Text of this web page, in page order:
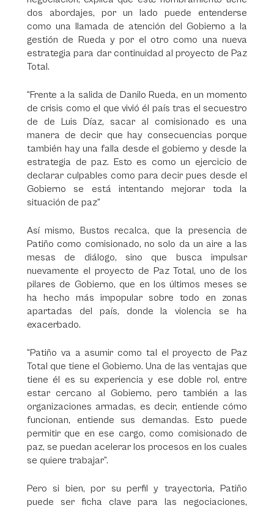
dos abordajes, por un lado puede entenderse
como una llamada de atención del Gobierno a la
gestión de Rueda y por el otro como una nueva
estrategia para dar continuidad al proyecto de Paz
Total.
“Frente a la salida de Danilo Rueda, en un momento
de crisis como el que vivió él país tras el secuestro
de de Luis Díaz, sacar al comisionado es una
manera de decir que hay consecuencias porque
también hay una falla desde el gobierno y desde la
estrategia de paz. Esto es como un ejercicio de
declarar culpables como para decir pues desde el
Gobierno se está intentando mejorar toda la
situación de paz”
Así mismo, Bustos recalca, que la presencia de
Patiño como comisionado, no solo da un aire a las
mesas de diálogo, sino que busca impulsar
nuevamente el proyecto de Paz Total, uno de los
pilares de Gobierno, que en los últimos meses se
ha hecho más impopular sobre todo en zonas
apartadas del país, donde la violencia se ha
exacerbado.
“Patiño va a asumir como tal el proyecto de Paz
Total que tiene el Gobierno. Una de las ventajas que
tiene él es su experiencia y ese doble rol, entre
estar cercano al Gobierno, pero también a las
organizaciones armadas, es decir, entiende cómo
funcionan, entiende sus demandas. Esto puede
permitir que en ese cargo, como comisionado de
paz, se puedan acelerar los procesos en los cuales
se quiere trabajar”.
Pero si bien, por su perfil y trayectoria, Patiño
puede ser ficha clave para las negociaciones,